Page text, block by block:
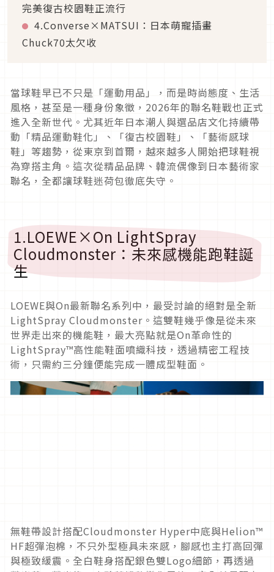
完美復古校園鞋正流行
4.Converse×MATSUI：日本萌寵插畫
Chuck70太欠收
當球鞋早已不只是「運動用品」，而是時尚態度、生活
風格，甚至是一種身份象徵，2026年的聯名鞋戰也正式
進入全新世代。尤其近年日本潮人與選品店文化持續帶
動「精品運動鞋化」、「復古校園鞋」、「藝術感球
鞋」等趨勢，從東京到首爾，越來越多人開始把球鞋視
為穿搭主角。這次從精品品牌、韓流偶像到日本藝術家
聯名，全都讓球鞋迷荷包徹底失守。
1.LOEWE×On LightSpray
Cloudmonster：未來感機能跑鞋誕
生
LOEWE與On最新聯名系列中，最受討論的絕對是全新
LightSpray Cloudmonster。這雙鞋幾乎像是從未來
世界走出來的機能鞋，最大亮點就是On革命性的
LightSpray™高性能鞋面噴織科技，透過精密工程技
術，只需約三分鐘便能完成一體成型鞋面。
無鞋帶設計搭配Cloudmonster Hyper中底與Helion™
HF超彈泡棉，不只外型極具未來感，腳感也主打高回彈
與極致緩震。全白鞋身搭配銀色雙Logo細節，再透過